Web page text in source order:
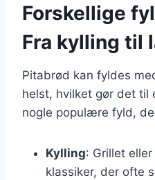
Forskellige
Fra kylling til
Pitabrød kan fyldes
helst, hvilket gør det til
nogle populære fyld,
Kylling: Grillet
klassiker, der ofte